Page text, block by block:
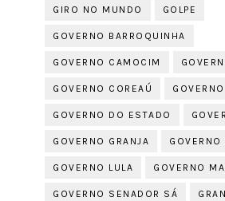
GIRO NO MUNDO GOLPE
GOVERNO BARROQUINHA
GOVERNO CAMOCIM
GOVERNO COREAÚ
GOVERNO DO ESTADO
GOVERNO GRANJA GOVERNO
GOVERNO LULA GOVERNO
GOVERNO SENADOR SÁ